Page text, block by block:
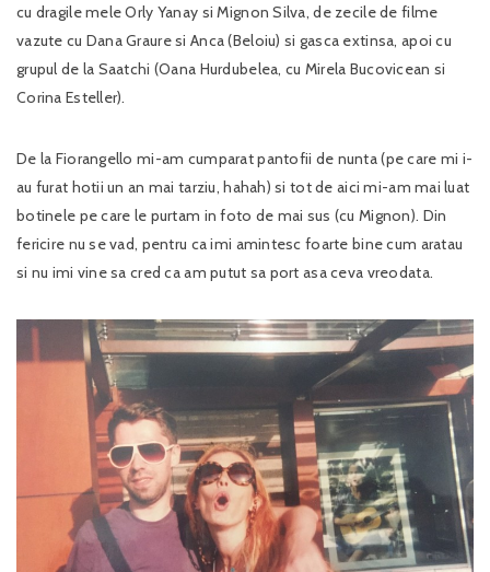
cu dragile mele Orly Yanay si Mignon Silva, de zecile de filme
vazute cu Dana Graure si Anca (Beloiu) si gasca extinsa, apoi cu
grupul de la Saatchi (Oana Hurdubelea, cu Mirela Bucovicean si
Corina Esteller).
De la Fiorangello mi-am cumparat pantofii de nunta (pe care mi i-
au furat hotii un an mai tarziu, hahah) si tot de aici mi-am mai luat
botinele pe care le purtam in foto de mai sus (cu Mignon). Din
fericire nu se vad, pentru ca imi amintesc foarte bine cum aratau
si nu imi vine sa cred ca am putut sa port asa ceva vreodata.